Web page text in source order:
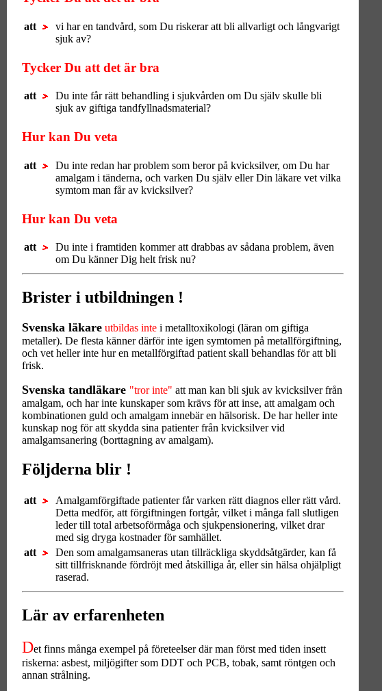
att
vi har en tandvård, som Du riskerar att bli allvarligt och långvarigt
sjuk av?
Tycker Du att det är bra
att
Du inte får rätt behandling i sjukvården om Du själv skulle bli
sjuk av giftiga tandfyllnadsmaterial?
Hur kan Du veta
att
Du inte redan har problem som beror på kvicksilver, om Du har
amalgam i tänderna, och varken Du själv eller Din läkare vet vilka
symtom man får av kvicksilver?
Hur kan Du veta
att
Du inte i framtiden kommer att drabbas av sådana problem, även
om Du känner Dig helt frisk nu?
Brister i utbildningen !
Svenska läkare utbildas inte i metalltoxikologi (läran om giftiga
metaller). De flesta känner därför inte igen symtomen på metallförgiftning,
och vet heller inte hur en metallförgiftad patient skall behandlas för att bli
frisk.
Svenska tandläkare "tror inte" att man kan bli sjuk av kvicksilver från
amalgam, och har inte kunskaper som krävs för att inse, att amalgam och
kombinationen guld och amalgam innebär en hälsorisk. De har heller inte
kunskap nog för att skydda sina patienter från kvicksilver vid
amalgamsanering (borttagning av amalgam).
Följderna blir !
att
Amalgamförgiftade patienter får varken rätt diagnos eller rätt vård.
Detta medför, att förgiftningen fortgår, vilket i många fall slutligen
leder till total arbetsoförmåga och sjukpensionering, vilket drar
med sig dryga kostnader för samhället.
att
Den som amalgamsaneras utan tillräckliga skyddsåtgärder, kan få
sitt tillfrisknande fördröjt med åtskilliga år, eller sin hälsa ohjälpligt
raserad.
Lär av erfarenheten
Det finns många exempel på företeelser där man först med tiden insett
riskerna: asbest, miljögifter som DDT och PCB, tobak, samt röntgen och
annan strålning.